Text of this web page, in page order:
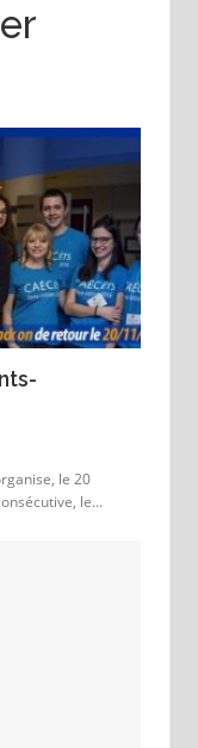
le 20
le...